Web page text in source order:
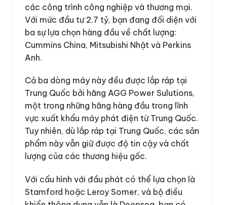
các công trình công nghiệp và thương mại.
Với mức đầu tư 2.7 tỷ, bạn đang đối diện với
ba sự lựa chọn hàng đầu về chất lượng:
Cummins China, Mitsubishi Nhật và Perkins
Anh.
Cả ba dòng máy này đều được lắp ráp tại
Trung Quốc bởi hãng AGG Power Sulutions,
một trong những hãng hàng đầu trong lĩnh
vực xuất khẩu máy phát điện từ Trung Quốc.
Tuy nhiên, dù lắp ráp tại Trung Quốc, các sản
phẩm này vẫn giữ được độ tin cậy và chất
lượng của các thương hiệu gốc.
Với cấu hình với đầu phát có thể lựa chọn là
Stamford hoặc Leroy Somer, và bộ điều